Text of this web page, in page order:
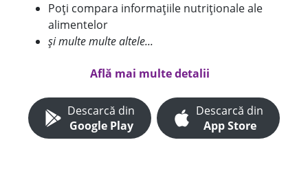
Poți compara informațiile nutriționale ale
alimentelor
și multe multe altele...
Află mai multe detalii
Descarcă din
Google Play
Descarcă din
App Store